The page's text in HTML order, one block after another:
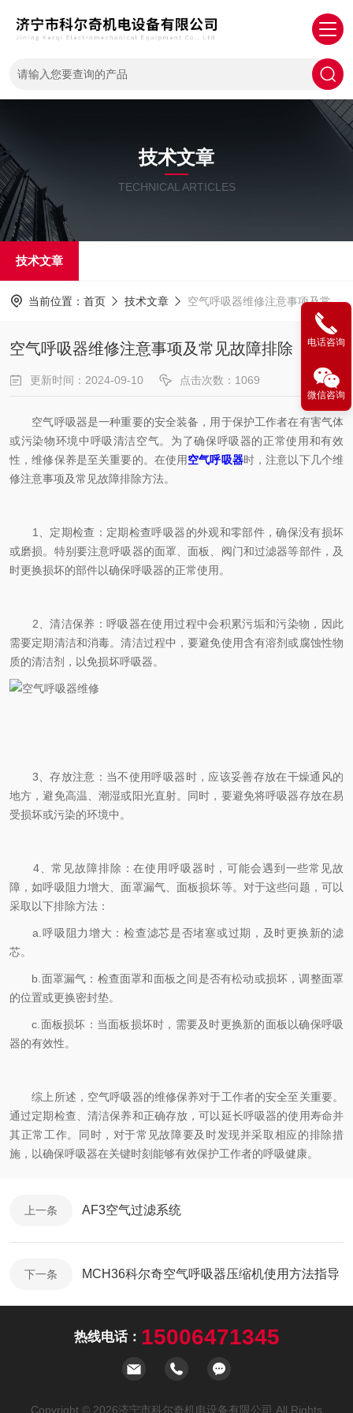
技术文章
TECHNICAL ARTICLES
技术文章
当前位置： 首页 技术文章 空气呼吸器维修注意事项及常见故障排除
空气呼吸器维修注意事项及常见故障排除
更新时间：2024-09-10 点击次数：1069
空气呼吸器是一种重要的安全装备，用于保护工作者在有害气体
或污染物环境中呼吸清洁空气。为了确保呼吸器的正常使用和有效
性，维修保养是至关重要的。在使用空气呼吸器时，注意以下几个维
修注意事项及常见故障排除方法。
1、定期检查：定期检查呼吸器的外观和零部件，确保没有损坏
或磨损。特别要注意呼吸器的面罩、面板、阀门和过滤器等部件，及
时更换损坏的部件以确保呼吸器的正常使用。
2、清洁保养：呼吸器在使用过程中会积累污垢和污染物，因此
需要定期清洁和消毒。清洁过程中，要避免使用含有溶剂或腐蚀性物
质的清洁剂，以免损坏呼吸器。
3、存放注意：当不使用呼吸器时，应该妥善存放在干燥通风的
地方，避免高温、潮湿或阳光直射。同时，要避免将呼吸器存放在易
受损坏或污染的环境中。
4、常见故障排除：在使用呼吸器时，可能会遇到一些常见故
障，如呼吸阻力增大、面罩漏气、面板损坏等。对于这些问题，可以
采取以下排除方法：
a.呼吸阻力增大：检查滤芯是否堵塞或过期，及时更换新的滤
芯。
b.面罩漏气：检查面罩和面板之间是否有松动或损坏，调整面罩
的位置或更换密封垫。
c.面板损坏：当面板损坏时，需要及时更换新的面板以确保呼吸
器的有效性。
综上所述，空气呼吸器的维修保养对于工作者的安全至关重要。
通过定期检查、清洁保养和正确存放，可以延长呼吸器的使用寿命并
其正常工作。同时，对于常见故障要及时发现并采取相应的排除措
施，以确保呼吸器在关键时刻能够有效保护工作者的呼吸健康。
上一条 AF3空气过滤系统
下一条 MCH36科尔奇空气呼吸器压缩机使用方法指导
热线电话： 15006471345
Copyright © 2026济宁市科尔奇机电设备有限公司 All Rights
电话咨询
微信咨询